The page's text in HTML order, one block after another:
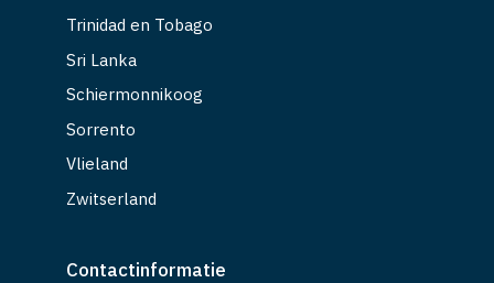
Trinidad en Tobago
Sri Lanka
Schiermonnikoog
Sorrento
Vlieland
Zwitserland
Contactinformatie